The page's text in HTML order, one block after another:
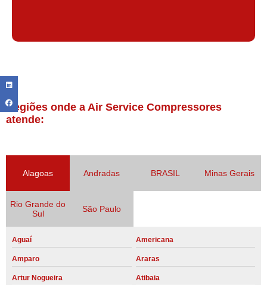
Regiões onde a Air Service Compressores
atende:
Alagoas Andradas BRASIL Minas Gerais
Rio Grande do
Sul
São Paulo
Aguaí Americana
Amparo Araras
Artur Nogueira Atibaia